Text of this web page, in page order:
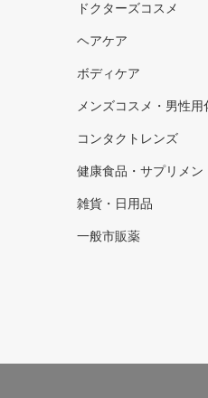
ドクターズコスメ
ヘアケア
ボディケア
メンズコスメ・男性用
コンタクトレンズ
健康食品・サプリメン
雑貨・日用品
一般市販薬